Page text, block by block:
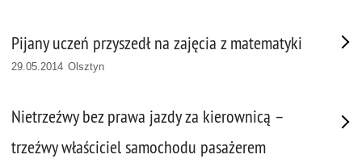
Pijany uczeń przyszedł na zajęcia z matematyki
29.05.2014 Olsztyn
Nietrzeźwy bez prawa jazdy za kierownicą –
trzeźwy właściciel samochodu pasażerem